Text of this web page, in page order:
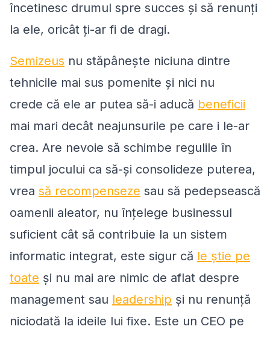
încetinesc drumul spre succes și să renunți
la ele, oricât ți-ar fi de dragi.
Semizeus nu stăpânește niciuna dintre
tehnicile mai sus pomenite și nici nu
crede că ele ar putea să-i aducă beneficii
mai mari decât neajunsurile pe care i le-ar
crea. Are nevoie să schimbe regulile în
timpul jocului ca să-și consolideze puterea,
vrea să recompenseze sau să pedepsească
oamenii aleator, nu înțelege businessul
suficient cât să contribuie la un sistem
informatic integrat, este sigur că le știe pe
toate și nu mai are nimic de aflat despre
management sau leadership și nu renunță
niciodată la ideile lui fixe. Este un CEO pe